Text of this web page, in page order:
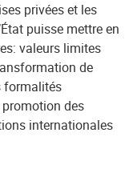
privées et les
puisse mettre en
valeurs limites
de
formalités
des
internationales